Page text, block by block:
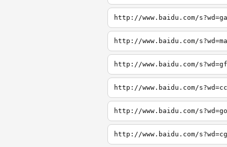
http://www.baidu.com/
http://www.baidu.com/
http://www.baidu.com/
http://www.baidu.com/
http://www.baidu.com/
http://www.baidu.com/